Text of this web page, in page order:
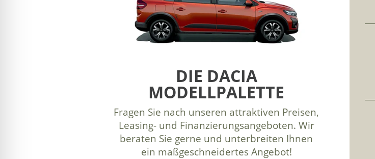
DIE DACIA
MODELLPALETTE
Fragen Sie nach unseren attraktiven Preisen,
Leasing- und Finanzierungsangeboten. Wir
beraten Sie gerne und unterbreiten Ihnen
ein maßgeschneidertes Angebot!